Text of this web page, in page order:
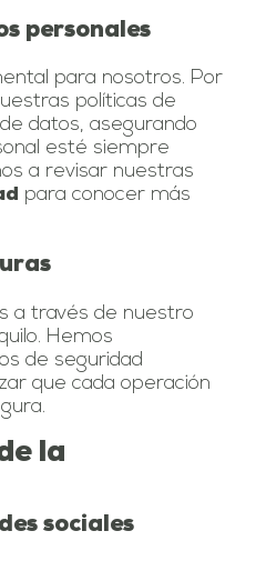
personales
para nosotros. Por
políticas de
datos, asegurando
esté siempre
a revisar nuestras
para conocer más
a través de nuestro
Hemos
de seguridad
que cada operación
la
sociales